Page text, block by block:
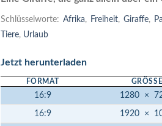
Schlüsselworte: Afrika, Freiheit, Giraffe,
Tiere, Urlaub
Jetzt herunterladen
FORMAT GRÖSSE
16:9 1280 ×
16:9 1920 ×